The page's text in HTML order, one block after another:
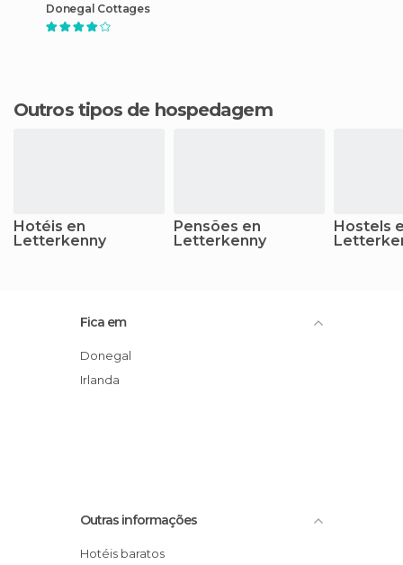
Donegal Cottages
Outros tipos de hospedagem
Hotéis en
Letterkenny
Pensões en
Letterkenny
Hostels
Fica em
Donegal
Irlanda
Outras informações
Hotéis baratos